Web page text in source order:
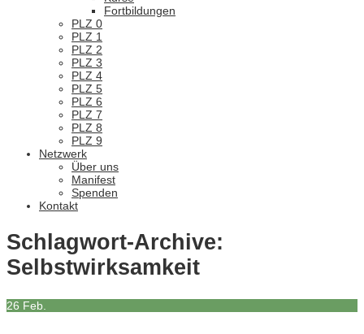
Fortbildungen
PLZ 0
PLZ 1
PLZ 2
PLZ 3
PLZ 4
PLZ 5
PLZ 6
PLZ 7
PLZ 8
PLZ 9
Netzwerk
Über uns
Manifest
Spenden
Kontakt
Schlagwort-Archive:
Selbstwirksamkeit
26 Feb.